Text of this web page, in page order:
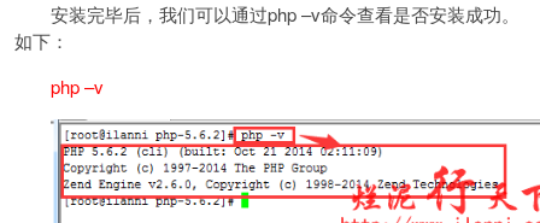
安装完毕后，我们可以通过php –v命令查看是否安装成功。
如下：
php –v